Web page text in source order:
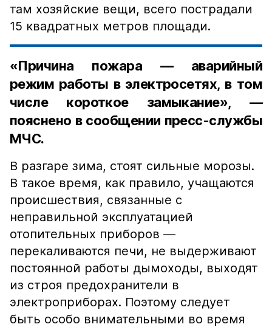
там хозяйские вещи, всего пострадали
15 квадратных метров площади.
«Причина пожара — аварийный
режим работы в электросетях, в том
числе короткое замыкание», —
пояснено в сообщении пресс-службы
МЧС.
В разгаре зима, стоят сильные морозы.
В такое время, как правило, учащаются
происшествия, связанные с
неправильной эксплуатацией
отопительных приборов —
перекаливаются печи, не выдерживают
постоянной работы дымоходы, выходят
из строя предохранители в
электроприборах. Поэтому следует
быть особо внимательными во время